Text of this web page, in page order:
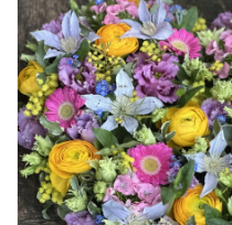
Bloemenabonnement
Kleine asdragers
Grafdecoratie